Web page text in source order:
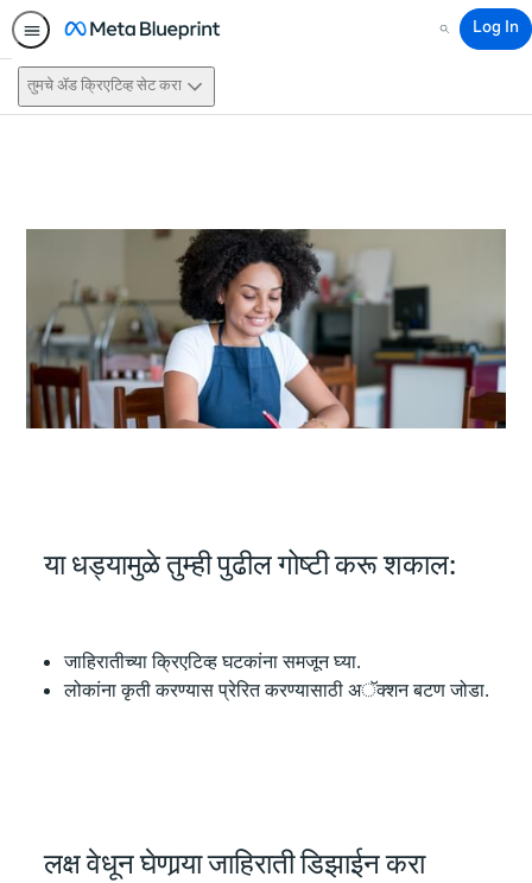
Search
Log In
तुमचे ॲड क्रिएटिव्ह सेट करा
या धड्‍यामुळे तुम्ही पुढील गोष्टी करू शकाल:
जाहिरातीच्या क्रिएटिव्ह घटकांना समजून घ्या.
लोकांना कृती करण्यास प्रेरित करण्यासाठी अॅक्शन बटण जोडा.
लक्ष वेधून घेणार्‍या जाहिराती डिझाईन करा